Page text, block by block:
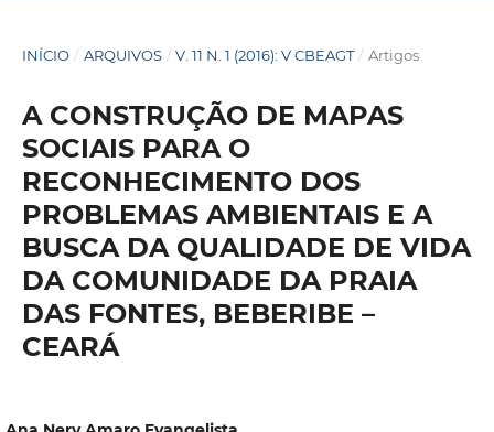
INÍCIO / ARQUIVOS / V. 11 N. 1 (2016): V CBEAGT / Artigos
A CONSTRUÇÃO DE MAPAS
SOCIAIS PARA O
RECONHECIMENTO DOS
PROBLEMAS AMBIENTAIS E A
BUSCA DA QUALIDADE DE VIDA
DA COMUNIDADE DA PRAIA
DAS FONTES, BEBERIBE –
CEARÁ